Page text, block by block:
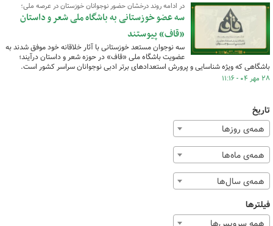
در ادامه روند درخشان حضور نوجوانان خوزستان در عرصه ملی؛
سه عضو خوزستانی به باشگاه ملی شعر و داستان
«قاف» پیوستند
سه نوجوان مستعد خوزستانی با آثار خلاقانه خود موفق شدند به
عضویت باشگاه ملی «قاف» در حوزه شعر و داستان درآیند؛
باشگاهی که ویژه شناسایی و پرورش استعدادهای برتر ادبی نوجوانان سراسر کشور است.
۲۸ مهر ۰۴ - ۱۱:۱۶
تاریخ
همه‌ی روزها
همه‌ی ماه‌ها
همه‌ی سال‌ها
فیلترها